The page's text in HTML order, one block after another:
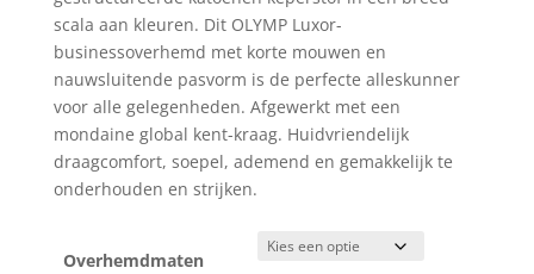
€69,95.€35,00.
scala aan kleuren. Dit OLYMP Luxor-
businessoverhemd met korte mouwen en
nauwsluitende pasvorm is de perfecte alleskunner
voor alle gelegenheden. Afgewerkt met een
mondaine global kent-kraag. Huidvriendelijk
draagcomfort, soepel, ademend en gemakkelijk te
onderhouden en strijken.
Overhemdmaten